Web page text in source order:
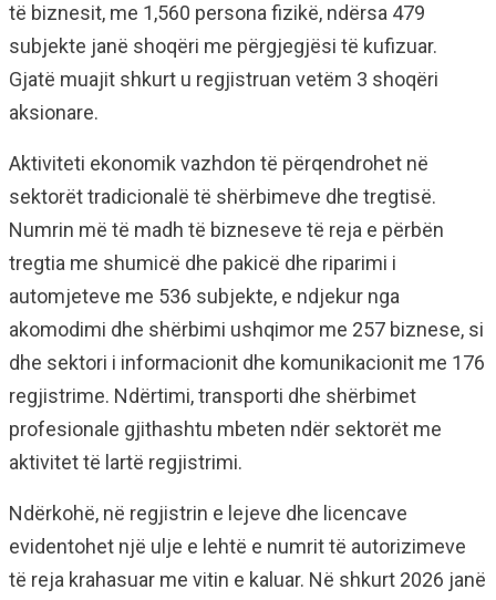
të biznesit, me 1,560 persona fizikë, ndërsa 479
subjekte janë shoqëri me përgjegjësi të kufizuar.
Gjatë muajit shkurt u regjistruan vetëm 3 shoqëri
aksionare.
Aktiviteti ekonomik vazhdon të përqendrohet në
sektorët tradicionalë të shërbimeve dhe tregtisë.
Numrin më të madh të bizneseve të reja e përbën
tregtia me shumicë dhe pakicë dhe riparimi i
automjeteve me 536 subjekte, e ndjekur nga
akomodimi dhe shërbimi ushqimor me 257 biznese, si
dhe sektori i informacionit dhe komunikacionit me 176
regjistrime. Ndërtimi, transporti dhe shërbimet
profesionale gjithashtu mbeten ndër sektorët me
aktivitet të lartë regjistrimi.
Ndërkohë, në regjistrin e lejeve dhe licencave
evidentohet një ulje e lehtë e numrit të autorizimeve
të reja krahasuar me vitin e kaluar. Në shkurt 2026 janë